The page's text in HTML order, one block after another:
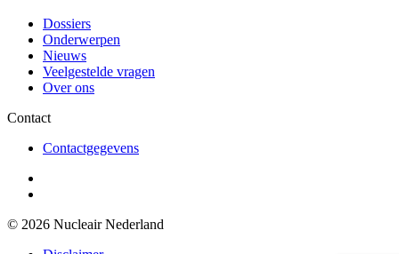
Dossiers
Onderwerpen
Nieuws
Veelgestelde vragen
Over ons
Contact
Contactgegevens
© 2026 Nucleair Nederland